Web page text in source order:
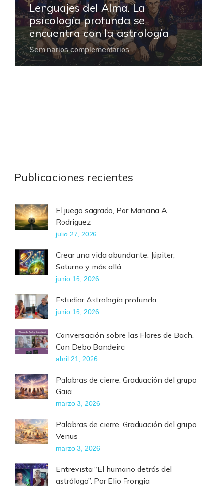
Lenguajes del Alma. La
psicología profunda se
encuentra con la astrología
Seminarios complementarios
Publicaciones recientes
El juego sagrado, Por Mariana A.
Rodriguez
julio 27, 2026
Crear una vida abundante. Júpiter,
Saturno y más allá
junio 16, 2026
Estudiar Astrología profunda
junio 16, 2026
Conversación sobre las Flores de Bach.
Con Debo Bandeira
abril 21, 2026
Palabras de cierre. Graduación del grupo
Gaia
marzo 3, 2026
Palabras de cierre. Graduación del grupo
Venus
marzo 3, 2026
Entrevista “El humano detrás del
astrólogo”. Por Elio Frongia